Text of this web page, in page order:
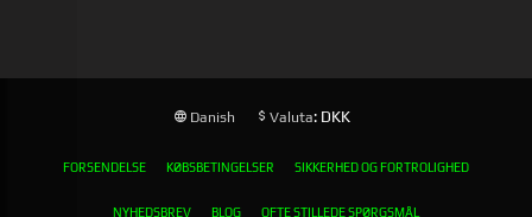
Danish Valuta: DKK
FORSENDELSE KØBSBETINGELSER SIKKERHED OG FORTROLIGHED
NYHEDSBREV BLOG OFTE STILLEDE SPØRGSMÅL